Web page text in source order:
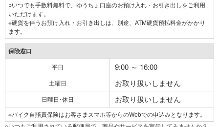
○いつでも手数料無料で、ゆうちょ口座のお預け入れ・お引き出しをご利用
いただけます。
※硬貨を伴うお預け入れ・お引き出しは、別途、ATM硬貨預払料金がかかり
ます。
保険窓口
平日 9:00 ～ 16:00
土曜日 お取り扱いしません
日曜日･休日 お取り扱いしません
※バイク自賠責保険はお客さまスマホ等からのWebでの申込みとなります。